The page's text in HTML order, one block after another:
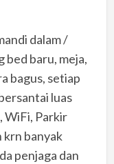
dalam /
bed baru, meja,
bagus, setiap
luas
WiFi, Parkir
krn banyak
penjaga dan